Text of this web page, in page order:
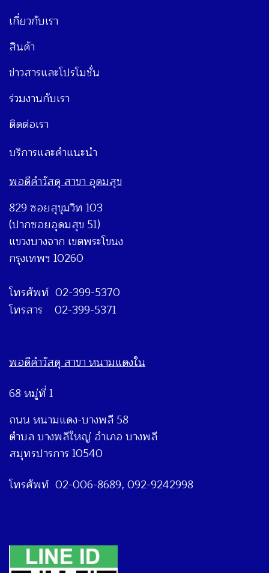
เกี่ยวกับเรา
สินค้า
ข่าวสารและโปรโมชั่น
ร่วมงานกับเรา
ติดต่อเรา
บริการและคำแนะนำ
พอดีคำวัสดุ สาขา อุดมสุข
829 ซอยสุขุมวิท 103
(ปากซอยอุดมสุข 51)
แขวงบางจาก เขตพระโขนง
กรุงเทพฯ 10260
โทรศัพท์ 02-399-5370
โทรสาร 02-399-5371
พอดีคำวัสดุ สาขา หนามแดงใน
68 หมู่ที่ 1
ถนน หนามแดง-บางพลี 58
ตำบล บางพลีใหญ่ อำเภอ บางพลี
สมุทรปารการ 10540
โทรศัพท์ 02-006-8689, 092-9242998